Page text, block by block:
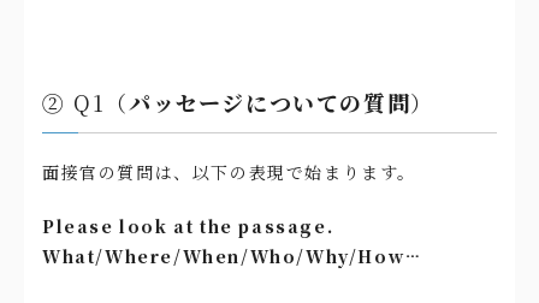
② Q1（パッセージについての質問）
面接官の質問は、以下の表現で始まります。
Please look at the passage.
What/Where/When/Who/Why/How…